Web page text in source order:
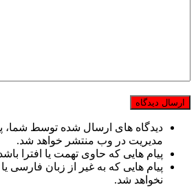
دیدگاه های ارسال شده توسط شما،
مدیریت در وب منتشر خواهد شد.
پیام هایی که حاوی تهمت یا افترا
پیام هایی که به غیر از زبان فارسی
نخواهد شد.